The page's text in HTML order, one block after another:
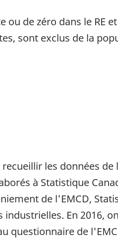
de zéro dans le RE
sont exclus de la
les données de
à Statistique
de l'EMCD,
En 2016,
questionnaire de